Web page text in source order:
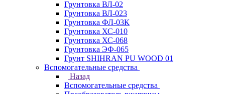
Грунтовка ВЛ-02
Грунтовка ВЛ-023
Грунтовка ФЛ-03К
Грунтовка ХС-010
Грунтовка ХС-068
Грунтовка ЭФ-065
Грунт SHIHRAN PU WOOD 01
Вспомогательные средства
Назад
Вспомогательные средства